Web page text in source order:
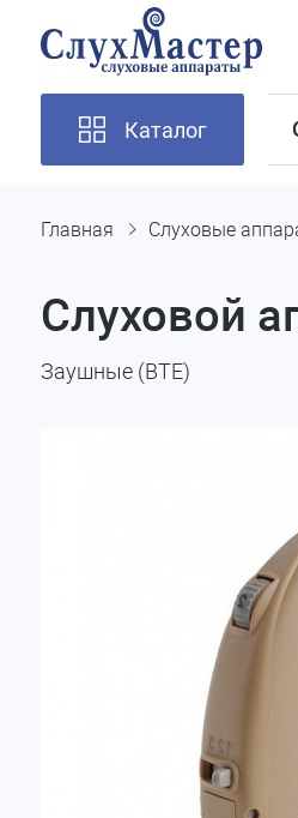
Каталог
Главная Слуховые
Слуховой
Заушные (BTE)